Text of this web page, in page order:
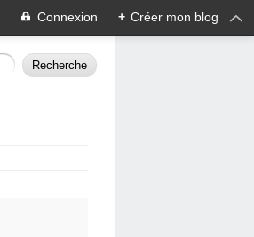
Connexion + Créer mon blog